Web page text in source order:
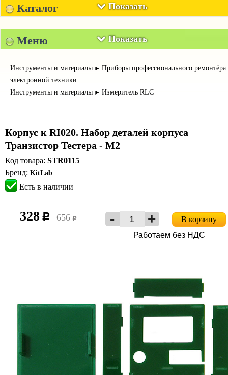
Показать
Каталог
Показать
Меню
Инструменты и материалы ► Приборы профессионального ремонтёра
электронной техники
Инструменты и материалы ► Измеритель RLC
Корпус к RI020. Набор деталей корпуса
Транзистор Тестера - М2
Код товара: STR0115
Бренд: KitLab
Есть в наличии
328 c 656 c
В корзину
Работаем без НДС